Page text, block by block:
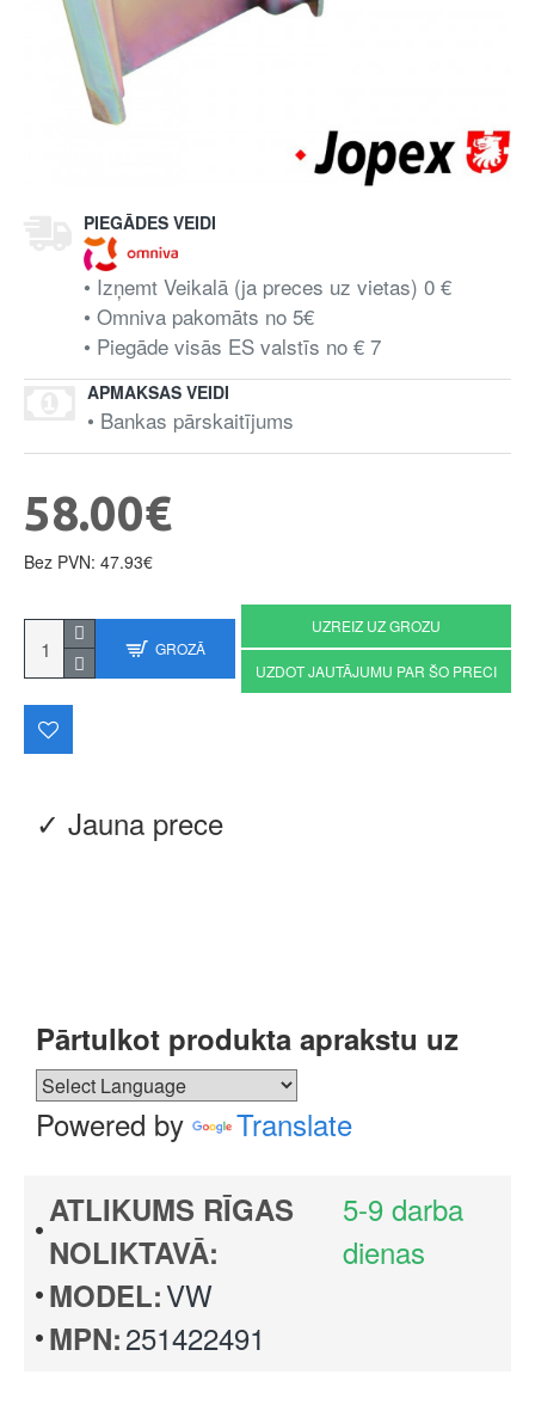
PIEGĀDES VEIDI
• Izņemt Veikalā (ja preces uz vietas) 0 €
• Omniva pakomāts no 5€
• Piegāde visās ES valstīs no € 7
APMAKSAS VEIDI
• Bankas pārskaitījums
✓ Jauna prece
Pārtulkot produkta aprakstu uz
Powered by Translate
ATLIKUMS RĪGAS
NOLIKTAVĀ:
5-9 darba
dienas
MODEL:VW
MPN:251422491
58.00€
Bez PVN: 47.93€
GROZĀ
UZREIZ UZ GROZU
UZDOT JAUTĀJUMU PAR ŠO PRECI